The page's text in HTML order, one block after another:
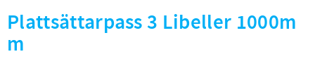
Plattsättarpass 3 Libeller 1000m
m